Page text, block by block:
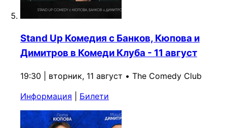
Stand Up Комедия с Банков, Кюпова и
Димитров в Комеди Клуба - 11 август
19:30 | вторник, 11 август • The Comedy Club
Информация
Билети